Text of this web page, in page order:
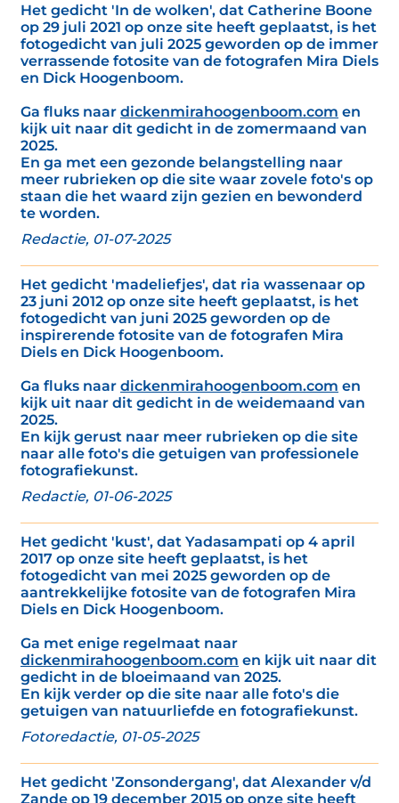
Het gedicht 'In de wolken', dat Catherine Boone
op 29 juli 2021 op onze site heeft geplaatst, is het
fotogedicht van juli 2025 geworden op de immer
verrassende fotosite van de fotografen Mira Diels
en Dick Hoogenboom.
Ga fluks naar dickenmirahoogenboom.com en
kijk uit naar dit gedicht in de zomermaand van
2025.
En ga met een gezonde belangstelling naar
meer rubrieken op die site waar zovele foto's op
staan die het waard zijn gezien en bewonderd
te worden.
Redactie, 01-07-2025
Het gedicht 'madeliefjes', dat ria wassenaar op
23 juni 2012 op onze site heeft geplaatst, is het
fotogedicht van juni 2025 geworden op de
inspirerende fotosite van de fotografen Mira
Diels en Dick Hoogenboom.
Ga fluks naar dickenmirahoogenboom.com en
kijk uit naar dit gedicht in de weidemaand van
2025.
En kijk gerust naar meer rubrieken op die site
naar alle foto's die getuigen van professionele
fotografiekunst.
Redactie, 01-06-2025
Het gedicht 'kust', dat Yadasampati op 4 april
2017 op onze site heeft geplaatst, is het
fotogedicht van mei 2025 geworden op de
aantrekkelijke fotosite van de fotografen Mira
Diels en Dick Hoogenboom.
Ga met enige regelmaat naar
dickenmirahoogenboom.com en kijk uit naar dit
gedicht in de bloeimaand van 2025.
En kijk verder op die site naar alle foto's die
getuigen van natuurliefde en fotografiekunst.
Fotoredactie, 01-05-2025
Het gedicht 'Zonsondergang', dat Alexander v/d
Zande op 19 december 2015 op onze site heeft